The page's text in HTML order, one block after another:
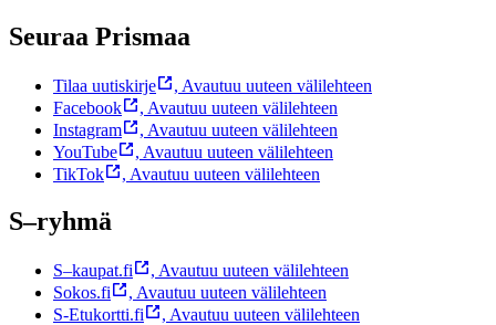
Seuraa Prismaa
Tilaa uutiskirje , Avautuu uuteen välilehteen
Facebook
, Avautuu uuteen välilehteen
Instagram
, Avautuu uuteen välilehteen
YouTube
, Avautuu uuteen välilehteen
TikTok
, Avautuu uuteen välilehteen
S–ryhmä
S–kaupat.fi , Avautuu uuteen välilehteen
Sokos.fi
, Avautuu uuteen välilehteen
S-Etukortti.fi
, Avautuu uuteen välilehteen